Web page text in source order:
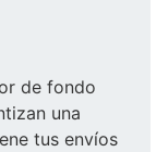
de fondo
una
tus envíos